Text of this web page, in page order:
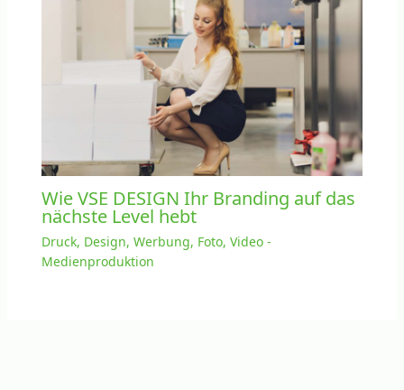
Wie VSE DESIGN Ihr Branding auf das
nächste Level hebt
Druck, Design, Werbung, Foto, Video -
Medienproduktion